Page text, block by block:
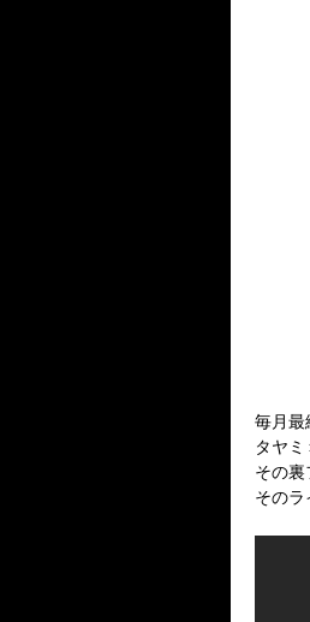
毎月最
タヤミ
その裏
そのラ